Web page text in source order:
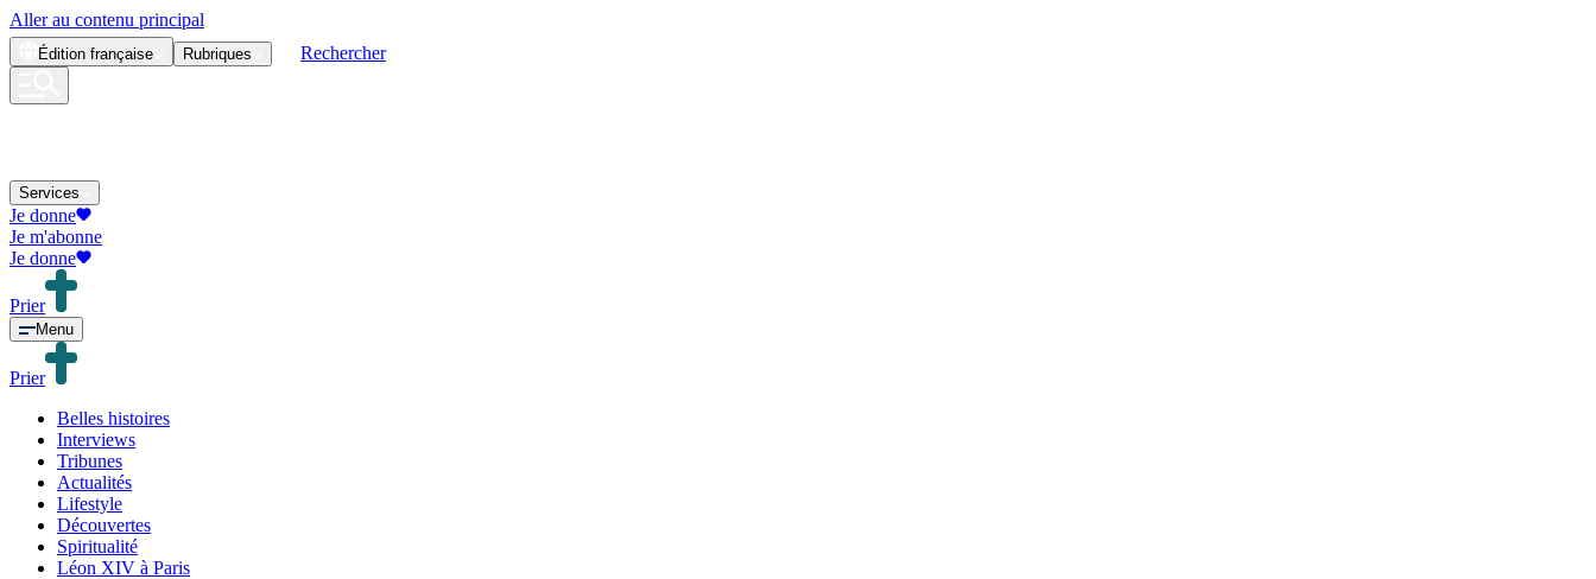
Aller au contenu principal
Édition française Rubriques Rechercher
Services
Je donne
Je m'abonne
Je donne
Prier
Menu
Prier
Belles histoires
Interviews
Tribunes
Actualités
Lifestyle
Découvertes
Spiritualité
Léon XIV à Paris